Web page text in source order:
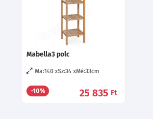
Mabella3 polc
Ma:140 Sz:34 Mé:33cm
-10% 25 835 Ft